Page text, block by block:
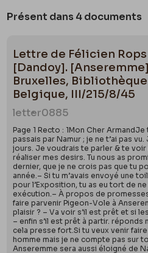
Présent dans 4 documents
Lettre de Félicien Rops
[Dandoy].
Bruxelles,
Belgique, III/215/8/45
letter0885
Page 1 Recto : 1Mon Cher
passais par Namur ; je ne t’ai pas
jours. Je voudrais te parler & te voir
réaliser mes desirs. Tu nous as
dernier, que je ne crois pas que tu
année.– Si tu m’avais envoyé une
pour l’Exposition, tu as eu tort de
exécution.– À propos de
faire parvenir Pigeon-Vole à
plaisir ? – Va voir s’il est prêt et si
– enfin s’il est prêt à partir.
cela presse fort.Si tu veux venir
homme mais je ne compte pas sur
Anseremme sera aussi éloigné de